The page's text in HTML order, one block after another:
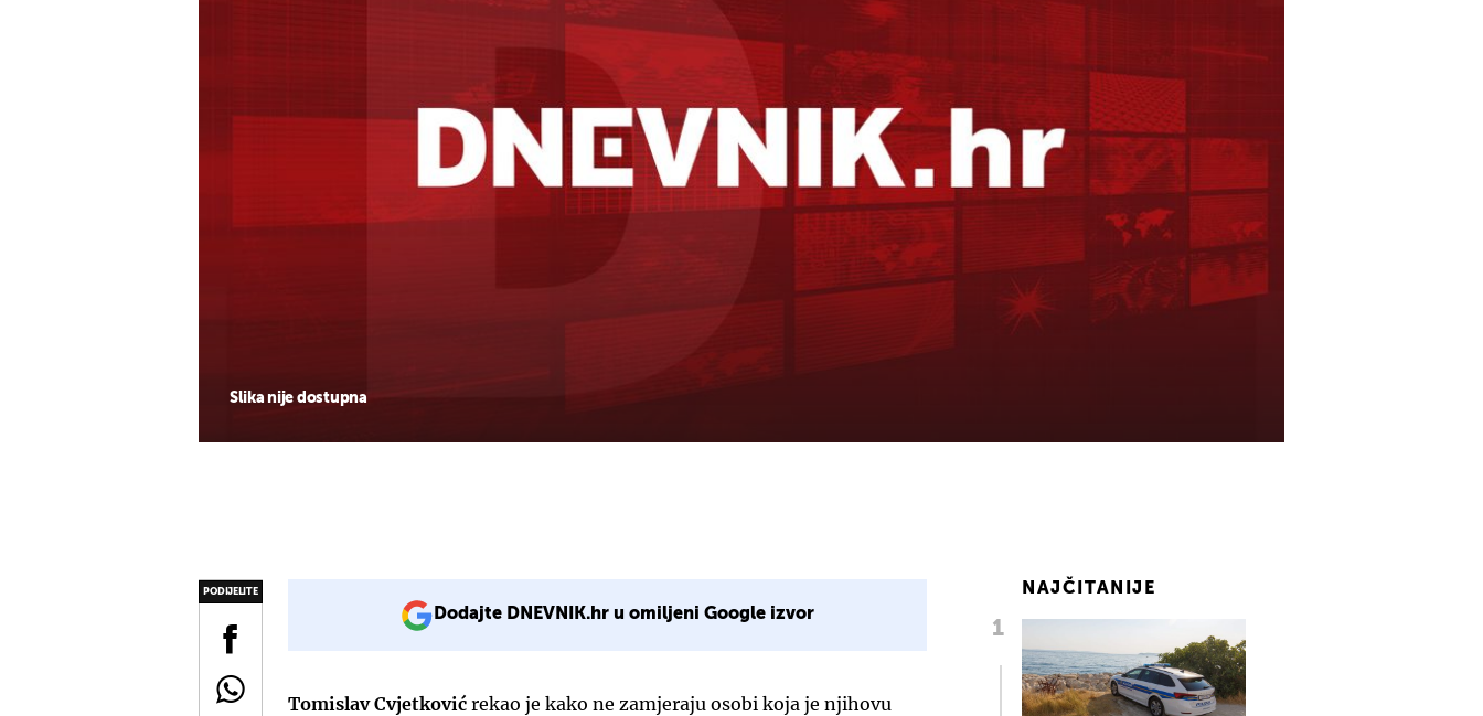
Slika nije dostupna
PODIJELITE
Dodajte DNEVNIK.hr u omiljeni Google izvor
Tomislav Cvjetković rekao je kako ne zamjeraju osobi koja je njihovu
NAJČITANIJE